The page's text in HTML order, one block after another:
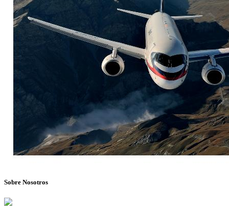
Sobre Nosotros